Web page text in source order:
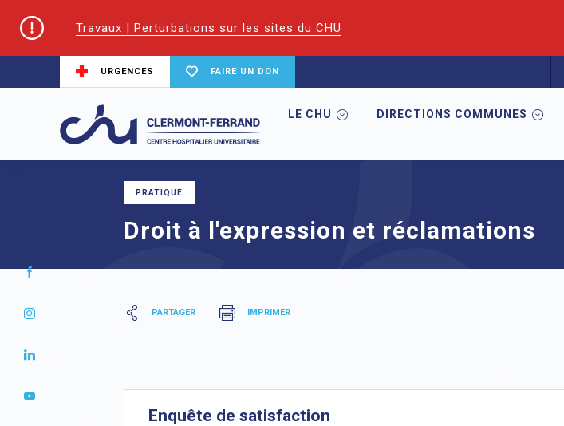
Travaux | Perturbations sur les sites du CHU
URGENCES FAIRE UN DON
LE CHU DIRECTIONS COMMUNES
Accueil Droit à l'expression et réclamations
PRATIQUE
Droit à l'expression et réclamations
PARTAGER IMPRIMER
Enquête de satisfaction